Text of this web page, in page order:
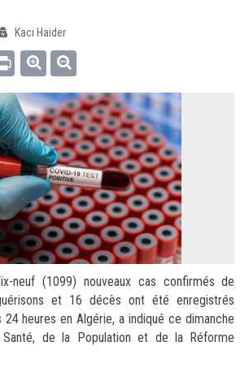
Kaci Haider
Print
neuf (1099) nouveaux cas confirmés de
et 16 décès ont été enregistrés
heures en Algérie, a indiqué ce dimanche
de la Population et de la Réforme